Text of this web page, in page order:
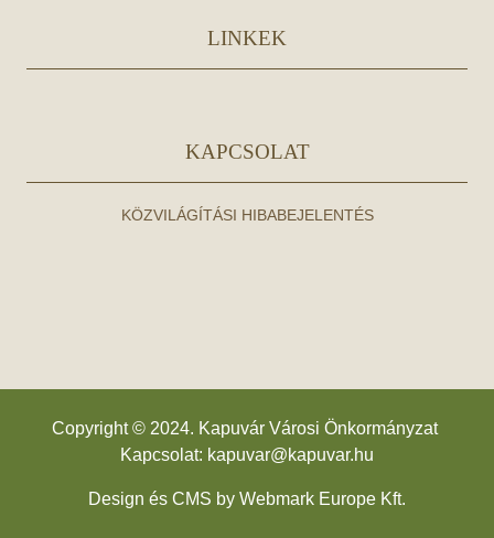
LINKEK
KAPCSOLAT
KÖZVILÁGÍTÁSI HIBABEJELENTÉS
Copyright © 2024. Kapuvár Városi Önkormányzat
Kapcsolat: kapuvar@kapuvar.hu
Design és CMS by Webmark Europe Kft.